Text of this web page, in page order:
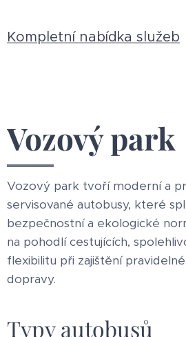
Kompletní nabídka služeb
Vozový park
Vozový park tvoří moderní a
servisované autobusy, které
bezpečnostní a ekologické
na pohodlí cestujících,
flexibilitu při zajištění
dopravy.
Typy autobusů